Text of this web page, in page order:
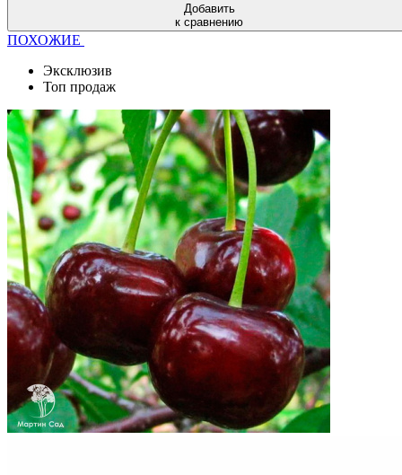
Добавить
к сравнению
ПОХОЖИЕ
Эксклюзив
Топ продаж